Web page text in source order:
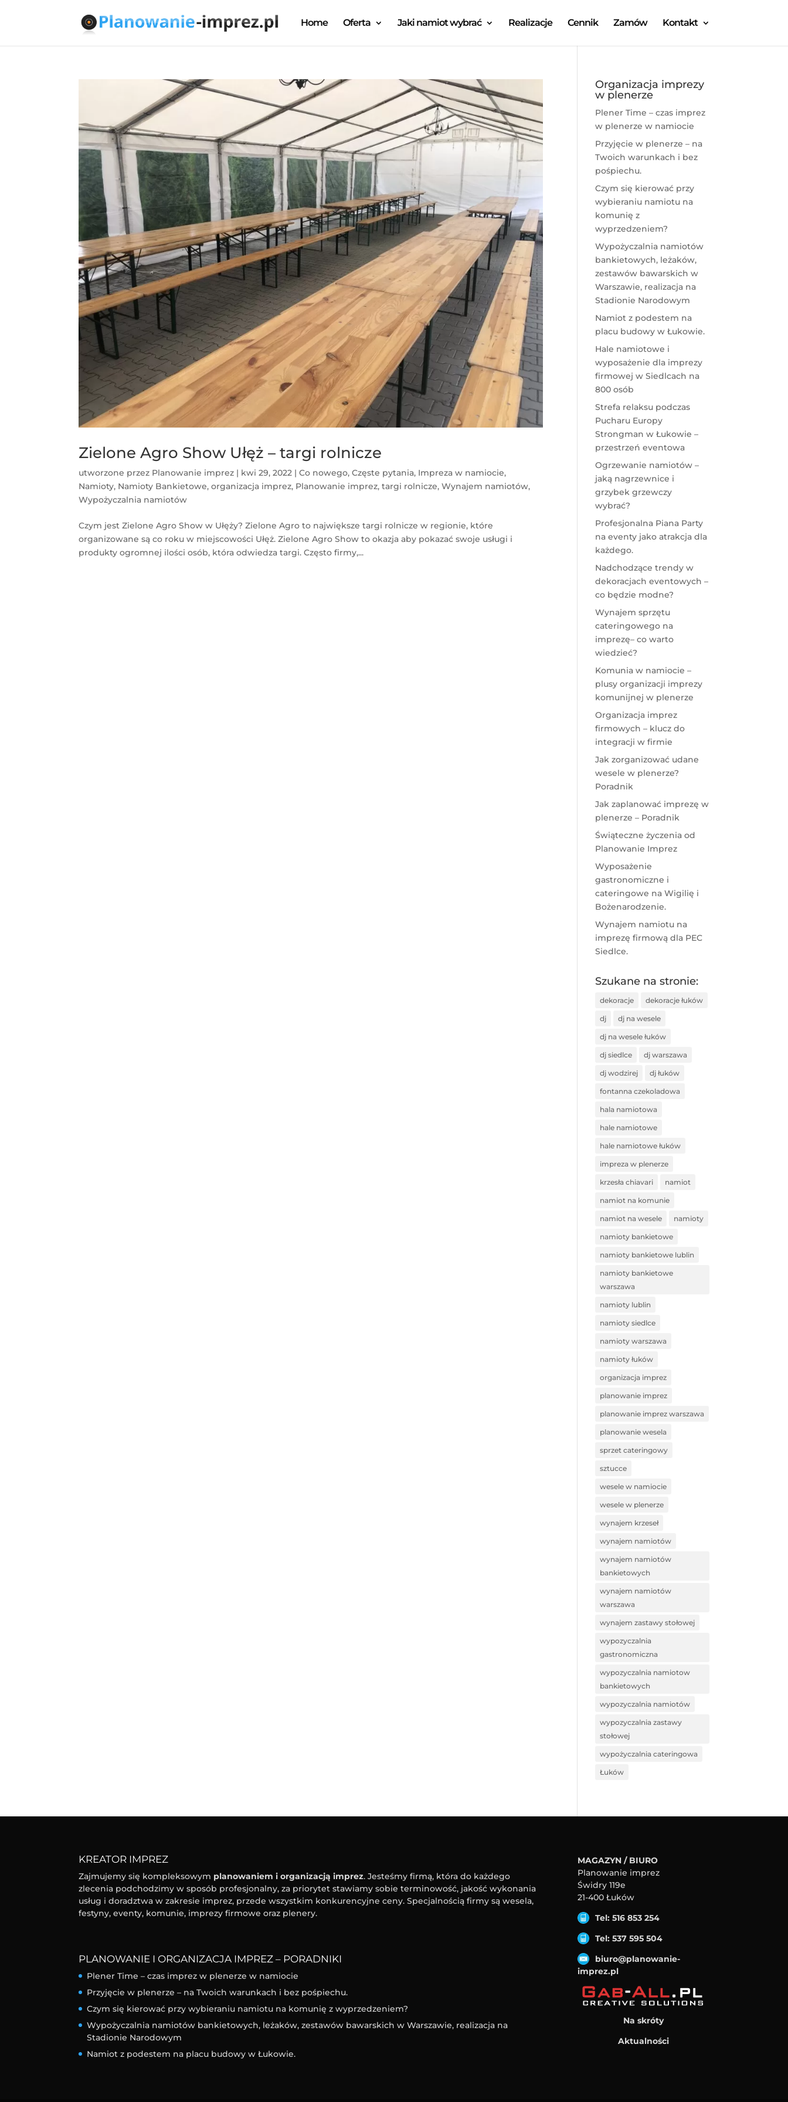
Home Oferta Jaki namiot wybrać Realizacje Cennik Zamów Kontakt
Zielone Agro Show Ułęż – targi rolnicze
utworzone przez Planowanie imprez | kwi 29, 2022 |Co nowego,Częste pytania, Impreza w namiocie,
Namioty, Namioty Bankietowe,organizacja imprez, Planowanie imprez,targi rolnicze,Wynajem namiotów,
Wypożyczalnia namiotów
Czym jest Zielone Agro Show w Ułęży? Zielone Agro to największe targi rolnicze w regionie, które
organizowane są co roku w miejscowości Ułęż. Zielone Agro Show to okazja aby pokazać swoje usługi i
produkty ogromnej ilości osób, która odwiedza targi. Często firmy,...
Organizacja imprezy
w plenerze
Plener Time – czas imprez
w plenerze w namiocie
Przyjęcie w plenerze – na
Twoich warunkach i bez
pośpiechu.
Czym się kierować przy
wybieraniu namiotu na
komunię z
wyprzedzeniem?
Wypożyczalnia namiotów
bankietowych, leżaków,
zestawów bawarskich w
Warszawie, realizacja na
Stadionie Narodowym
Namiot z podestem na
placu budowy w Łukowie.
Hale namiotowe i
wyposażenie dla imprezy
firmowej w Siedlcach na
800 osób
Strefa relaksu podczas
Pucharu Europy
Strongman w Łukowie –
przestrzeń eventowa
Ogrzewanie namiotów –
jaką nagrzewnice i
grzybek grzewczy
wybrać?
Profesjonalna Piana Party
na eventy jako atrakcja dla
każdego.
Nadchodzące trendy w
dekoracjach eventowych –
co będzie modne?
Wynajem sprzętu
cateringowego na
imprezę– co warto
wiedzieć?
Komunia w namiocie –
plusy organizacji imprezy
komunijnej w plenerze
Organizacja imprez
firmowych – klucz do
integracji w firmie
Jak zorganizować udane
wesele w plenerze?
Poradnik
Jak zaplanować imprezę w
plenerze – Poradnik
Świąteczne życzenia od
Planowanie Imprez
Wyposażenie
gastronomiczne i
cateringowe na Wigilię i
Bożenarodzenie.
Wynajem namiotu na
imprezę firmową dla PEC
Siedlce.
Szukane na stronie:
dekoracje dekoracje łuków
dj dj na wesele
dj na wesele łuków
dj siedlce dj warszawa
dj wodzirej dj łuków
fontanna czekoladowa
hala namiotowa
hale namiotowe
hale namiotowe łuków
impreza w plenerze
krzesła chiavari namiot
namiot na komunie
namiot na wesele namioty
namioty bankietowe
namioty bankietowe lublin
namioty bankietowe
warszawa
namioty lublin
namioty siedlce
namioty warszawa
namioty łuków
organizacja imprez
planowanie imprez
planowanie imprez warszawa
planowanie wesela
sprzet cateringowy
sztucce
wesele w namiocie
wesele w plenerze
wynajem krzeseł
wynajem namiotów
wynajem namiotów
bankietowych
wynajem namiotów
warszawa
wynajem zastawy stołowej
wypozyczalnia
gastronomiczna
wypozyczalnia namiotow
bankietowych
wypozyczalnia namiotów
wypozyczalnia zastawy
stołowej
wypożyczalnia cateringowa
Łuków
KREATOR IMPREZ
Zajmujemy się kompleksowym planowaniem i organizacją imprez. Jesteśmy firmą, która do każdego
zlecenia podchodzimy w sposób profesjonalny, za priorytet stawiamy sobie terminowość, jakość wykonania
usług i doradztwa w zakresie imprez, przede wszystkim konkurencyjne ceny. Specjalnością firmy są wesela,
festyny, eventy, komunie, imprezy firmowe oraz plenery.
PLANOWANIE I ORGANIZACJA IMPREZ – PORADNIKI
Plener Time – czas imprez w plenerze w namiocie
Przyjęcie w plenerze – na Twoich warunkach i bez pośpiechu.
Czym się kierować przy wybieraniu namiotu na komunię z wyprzedzeniem?
Wypożyczalnia namiotów bankietowych, leżaków, zestawów bawarskich w Warszawie, realizacja na
Stadionie Narodowym
Namiot z podestem na placu budowy w Łukowie.
MAGAZYN / BIURO
Planowanie imprez
Świdry 119e
21-400 Łuków
Tel: 516 853 254
Tel: 537 595 504
biuro@planowanie-
imprez.pl
Na skróty
Aktualności